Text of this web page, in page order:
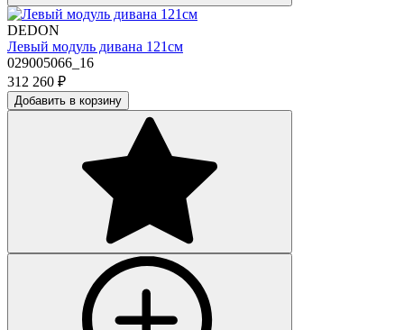
DEDON
Левый модуль дивана 121см
029005066_16
312 260 ₽
Добавить в корзину